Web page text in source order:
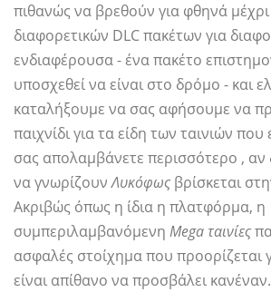
πιθανώς να βρεθούν για φθηνά
διαφορετικών DLC πακέτων για
ενδιαφέρουσα - ένα πακέτο
υποσχεθεί να είναι στο δρόμο - και
καταλήξουμε να σας αφήσουμε να
παιχνίδι για τα είδη των ταινιών που
σας απολαμβάνετε περισσότερο , αν
να γνωρίζουνΛυκόφως βρίσκεται
Ακριβώς όπως η ίδια η πλατφόρμα, η
συμπεριλαμβανόμενη Mega ταινίες
ασφαλές στοίχημα που προορίζεται
είναι απίθανο να προσβάλει κανέναν.